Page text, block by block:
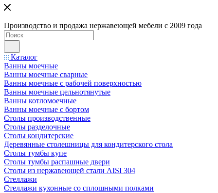
Производство и продажа нержавеющей мебели с 2009 года
Каталог
Ванны моечные
Ванны моечные сварные
Ванны моечные с рабочей поверхностью
Ванны моечные цельнотянутые
Ванны котломоечные
Ванны моечные с бортом
Столы производственные
Столы разделочные
Столы кондитерские
Деревянные столешницы для кондитерского стола
Столы тумбы купе
Столы тумбы распашные двери
Столы из нержавеющей стали AISI 304
Стеллажи
Стеллажи кухонные со сплошными полками